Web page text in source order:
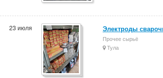
23 июля Электроды
Прочее сырьё
Тула